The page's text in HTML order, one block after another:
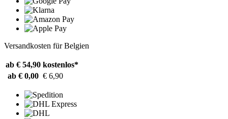
Versandkosten für Belgien
ab € 54,90 kostenlos*
ab € 0,00 € 6,90